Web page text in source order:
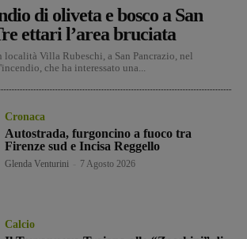
di oliveta e bosco a San
ettari l’area bruciata
Villa Rubeschi, a San Pancrazio, nel
che ha interessato una...
Cronaca
Autostrada, furgoncino a fuoco tra
Firenze sud e Incisa Reggello
Glenda Venturini 7 Agosto 2026
Calcio